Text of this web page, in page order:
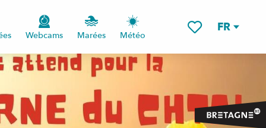
FR
Webcams Marées Météo